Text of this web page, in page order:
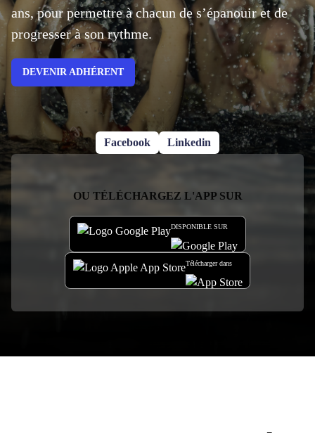
ans, pour permettre à chacun de s’épanouir et de
progresser à son rythme.
DEVENIR ADHÉRENT
Facebook Linkedin
OU TÉLÉCHARGEZ L'APP SUR
DISPONIBLE SUR
Télécharger dans